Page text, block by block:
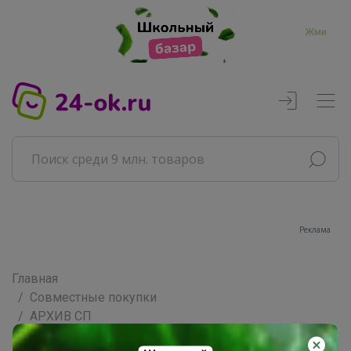
Жми
Реклама
Главная
Совместные покупки
АРХИВ СП
ДЕТСКИЕ СП